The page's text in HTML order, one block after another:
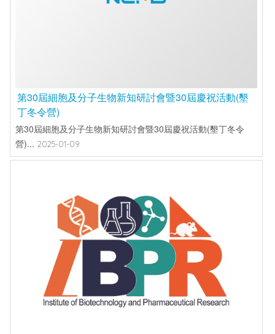
第30屆細胞及分子生物新知研討會暨30屆慶祝活動(墾
丁冬令營)
第30屆細胞及分子生物新知研討會暨30屆慶祝活動(墾丁冬令
營)... 2025-01-09